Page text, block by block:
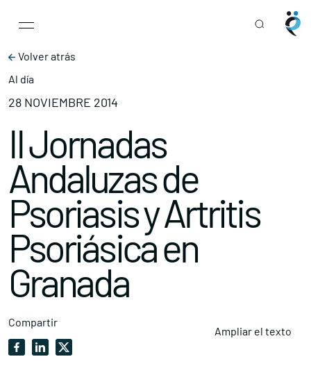
Main Navigation
Volver atrás
Al día
28 NOVIEMBRE 2014
II Jornadas
Andaluzas de
Psoriasis y Artritis
Psoriásica en
Granada
Compartir
Ampliar el texto